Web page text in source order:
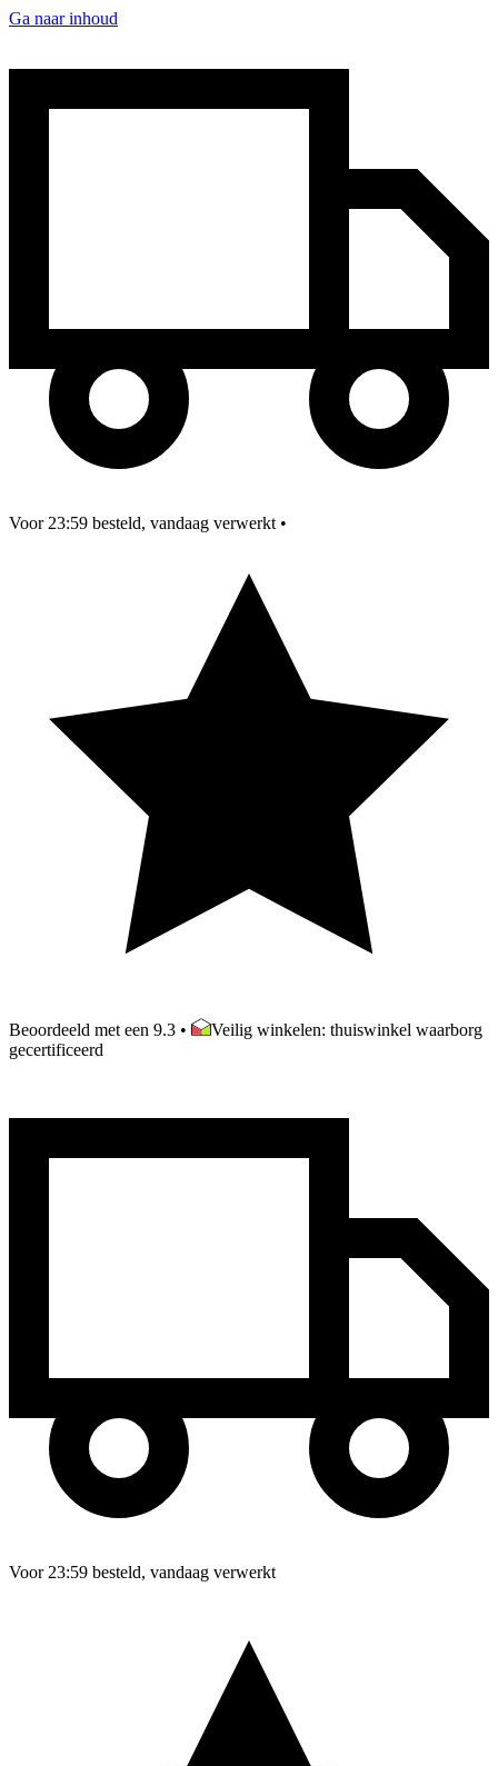
Ga naar inhoud
Voor 23:59 besteld, vandaag verwerkt •
Beoordeeld met een 9.3 •
Veilig winkelen: thuiswinkel waarborg
gecertificeerd
Voor 23:59 besteld, vandaag verwerkt